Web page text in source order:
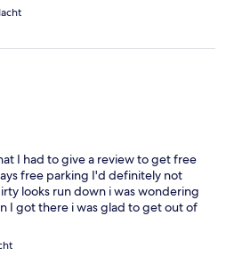
I had to give a review to get free
free parking I'd definitely not
looks run down i was wondering
I got there i was glad to get out of